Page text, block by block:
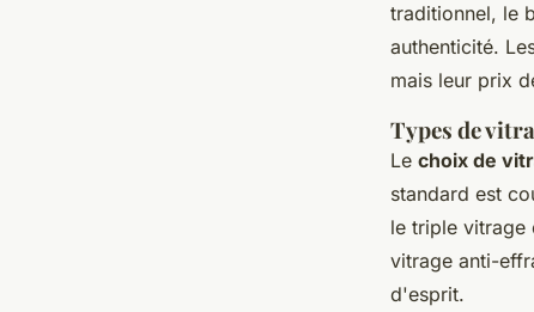
traditionnel, le
authenticité.
mais leur prix
Types de
Le choix de
standard est
le triple vitrage
vitrage anti-
d'esprit.